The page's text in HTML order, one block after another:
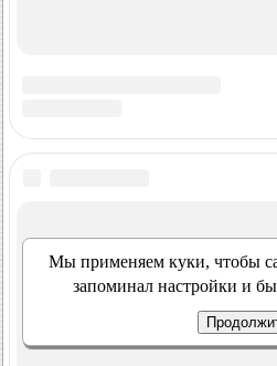
Мы применяем куки, чтобы
запоминал настройки и